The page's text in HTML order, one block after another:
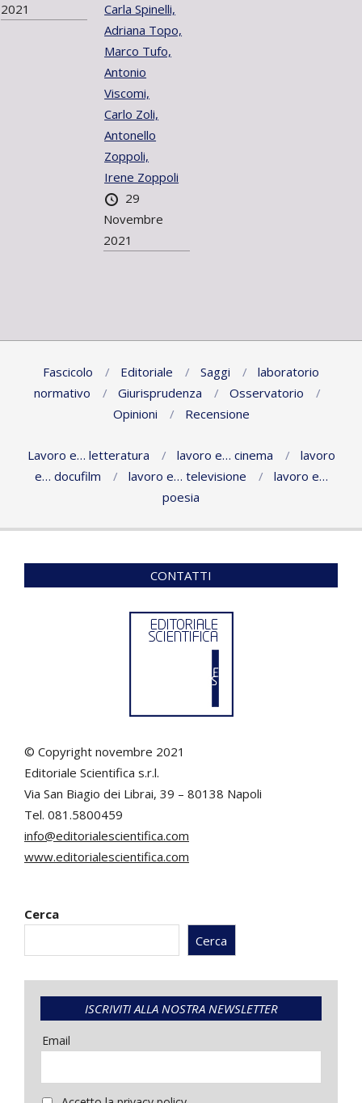
2021
Carla Spinelli,
Adriana Topo,
Marco Tufo,
Antonio
Viscomi,
Carlo Zoli,
Antonello
Zoppoli,
Irene Zoppoli
29
Novembre
2021
Fascicolo Editoriale Saggi
laboratorio
normativo
Giurisprudenza
Osservatorio
Opinioni
Recensione
Lavoro e… letteratura lavoro e… cinema
lavoro
e… docufilm
lavoro e… televisione
lavoro e…
poesia
CONTATTI
© Copyright novembre 2021
Editoriale Scientifica s.r.l.
Via San Biagio dei Librai, 39 – 80138 Napoli
Tel. 081.5800459
info@editorialescientifica.com
www.editorialescientifica.com
Cerca
Cerca
ISCRIVITI ALLA NOSTRA NEWSLETTER
Email